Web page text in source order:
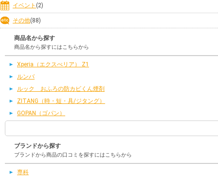
イベント (2)
その他(88)
商品名から探す
商品名から探すにはこちらから
Xperia（エクスぺリア） Z1
ルンバ
ルック おふろの防カビくん煙剤
ZITANG（時・短・具/ジタング）
GOPAN（ゴパン）
ブランドから探す
ブランドから商品の口コミを探すにはこちらから
専科